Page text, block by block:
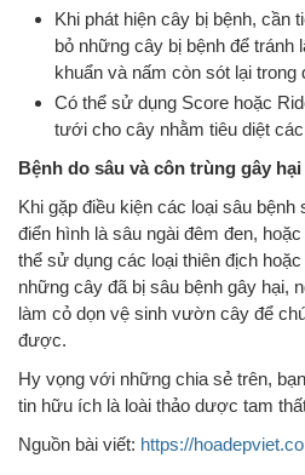
Khi phát hiện cây bị bệnh, cần
bỏ những cây bị bệnh để tránh
khuẩn và nấm còn sót lại trong
Có thể sử dụng Score hoặc
tưới cho cây nhằm tiêu diệt
Bệnh do sâu và côn trùng gây hại
Khi gặp điều kiện các loại sâu bệnh
điển hình là sâu ngài đêm đen,
thể sử dụng các loại thiên địch
những cây đã bị sâu bệnh gây hại,
làm cỏ dọn vệ sinh vườn cây để
được.
Hy vọng với những chia sẻ trên,
tin hữu ích là loài thảo dược tam
Nguồn bài viết: https://